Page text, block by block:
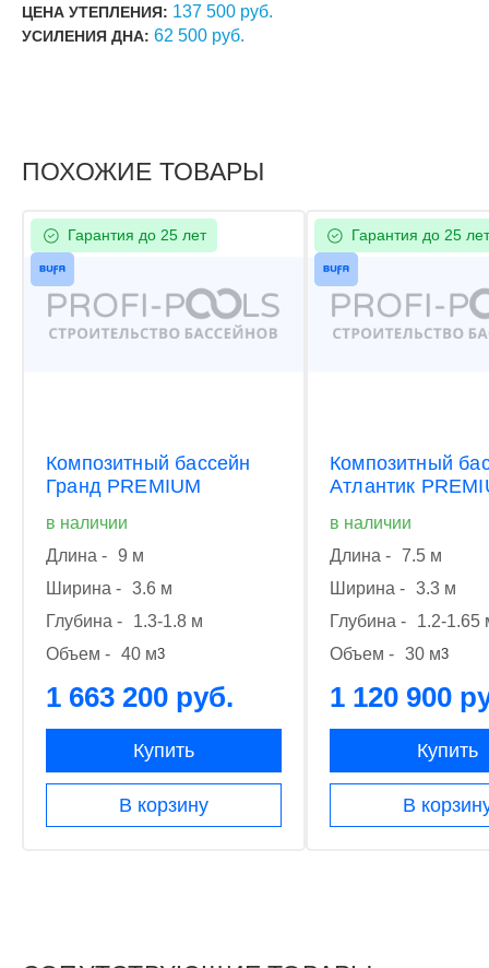
ЦЕНА УТЕПЛЕНИЯ: 137 500 руб.
УСИЛЕНИЯ ДНА: 62 500 руб.
ПОХОЖИЕ ТОВАРЫ
Гарантия до 25 лет
Композитный бассейн
Гранд PREMIUM
в наличии
Длина - 9 м
Ширина - 3.6 м
Глубина -
1.3-1.8 м
Объем - 40 м3
1 663 200 руб.
Купить
В корзину
Гарантия до 25 лет
Композитный
Атлантик
в наличии
Длина - 7.5 м
Ширина - 3.3 м
Глубина -
1.2-1.65
Объем - 30 м3
1 120 900
Купить
В